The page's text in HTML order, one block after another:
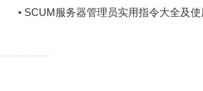
• SCUM服务器管理员实用指令大全及